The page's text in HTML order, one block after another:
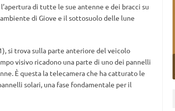
di tutte le sue antenne e dei bracci su
di Giove e il sottosuolo delle lune
si trova sulla parte anteriore del veicolo
visivo ricadono una parte di uno dei pannelli
È questa la telecamera che ha catturato le
solari, una fase fondamentale per il